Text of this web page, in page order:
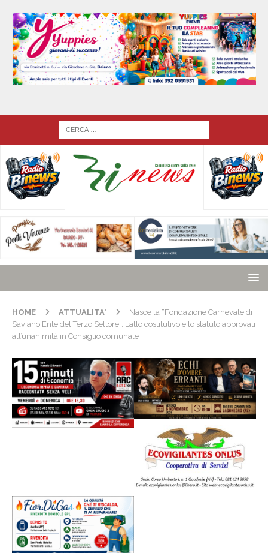
HOME ATTUALITA'
Nasce la “Fondazione Carnevale di
Saviano Ente del Terzo Settore”. L’atto costitutivo e lo statuto approvati
all’unanimità in Consiglio comunale